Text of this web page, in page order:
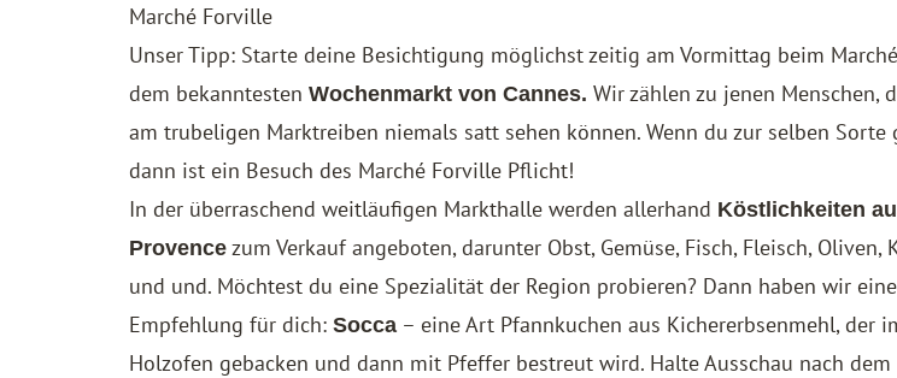
Marché Forville
Unser Tipp: Starte deine Besichtigung möglichst zeitig am Vormittag beim
dem bekanntestenWochenmarkt von Cannes. Wir zählen zu jenen Menschen,
am trubeligen Marktreiben niemals satt sehen können. Wenn du zur selben Sorte
dann ist ein Besuch des Marché Forville Pflicht!
In der überraschend weitläufigen Markthalle werden allerhand Köstlichkeiten
Provence zum Verkauf angeboten, darunter Obst, Gemüse, Fisch, Fleisch, Oliven,
und und. Möchtest du eine Spezialität der Region probieren? Dann haben wir eine
Empfehlung für dich:Socca – eine Art Pfannkuchen aus Kichererbsenmehl, der
Holzofen gebacken und dann mit Pfeffer bestreut wird. Halte Ausschau nach dem